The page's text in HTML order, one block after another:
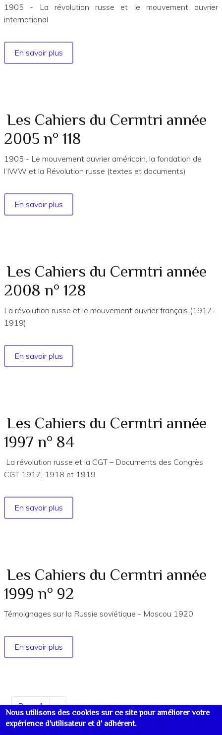
Nous utilisons des cookies sur ce site pour améliorer votre
expérience d'utilisateur et d' adhérent.
1905 - La révolution russe et le mouvement ouvrier
international
En savoir plus
Les
année
2004-
2005
115
Les Cahiers du Cermtri année
2005 n° 118
1905 - Le mouvement ouvrier américain, la fondation de
l’IWW et la Révolution russe (textes et documents)
En savoir plus
Les
année
2005
n°
Les Cahiers du Cermtri année
2008 n° 128
La révolution russe et le mouvement ouvrier français (1917-
1919)
En savoir plus
Les
année
2008
n°
Les Cahiers du Cermtri année
1997 n° 84
La révolution russe et la CGT – Documents des Congrès
CGT 1917, 1918 et 1919
En savoir plus
Les
année
1997
n°
Les Cahiers du Cermtri année
1999 n° 92
Témoignages sur la Russie soviétique - Moscou 1920
En savoir plus
Les
Cermtri
année
1999
Pagination
Page 1
Page
suivante
››